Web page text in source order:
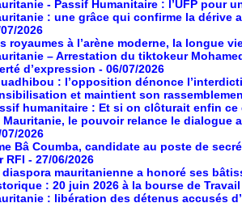
- Passif Humanitaire : l’UFP pour
: une grâce qui confirme la dérive
2026
royaumes à l’arène moderne, la longue
– Arrestation du tiktokeur
d’expression - 06/07/2026
: l’opposition dénonce
et maintient son
humanitaire : Et si on clôturait enfin ce
Mauritanie, le pouvoir relance le dialogue
2026
Bâ Coumba, candidate au poste de
RFI - 27/06/2026
diaspora mauritanienne a honoré ses
: 20 juin 2026 à la bourse de
: libération des détenus accusés